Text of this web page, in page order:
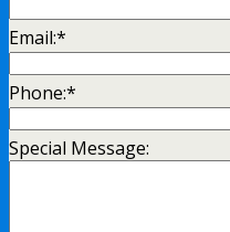
Email:*
Phone:*
Special Message: